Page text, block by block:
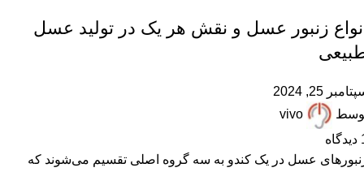
زنبور عسل و نقش هر یک در تولید عسل
25, 2024
vivo
دیدگاه
عسل در یک کندو به سه گروه اصلی تقسیم می‌شوند که